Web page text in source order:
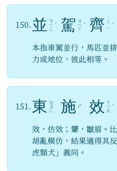
150. 並 ㄅ
ㄧ
ㄥ
ˋ 駕 ㄐ
ㄧ
ㄚ
ˋ 齊 ㄑ
ㄧ ˊ
本指車駕並行，馬匹並
力或地位，彼此相等。
151. 東 ㄉ
ㄨ
ㄥ 施 ㄕ 效 ㄒ
ㄧ
ㄠ
ˋ
效，仿效；顰，皺眉。
胡亂模仿，結果適得其
虎類犬」義同。